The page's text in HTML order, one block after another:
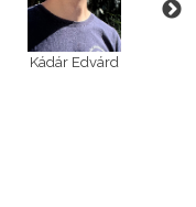
Kádár Edvárd